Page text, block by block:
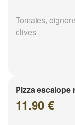
Tomates,
olives
Pizza escalope
11.90 €